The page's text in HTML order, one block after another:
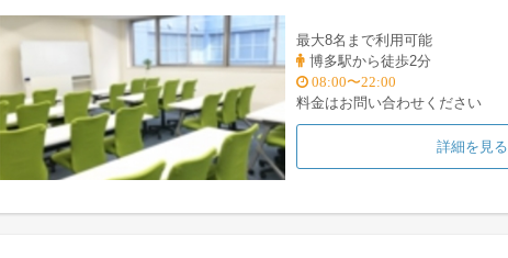
最大8名まで利用可能
博多駅から徒歩2分
08:00〜22:00
料金はお問い合わせください
詳細を見る